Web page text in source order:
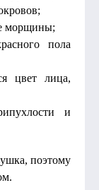
морщины;
пола
цвет лица,
и
поэтому